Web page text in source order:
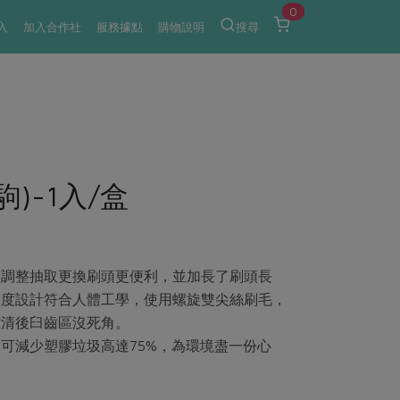
加入合作社 服務據點 購物說明 搜尋
0
)-1入/盒
整抽取更換刷頭更便利，並加長了刷頭長
設計符合人體工學，使用螺旋雙尖絲刷毛，
後臼齒區沒死角。
減少塑膠垃圾高達75%，為環境盡一份心